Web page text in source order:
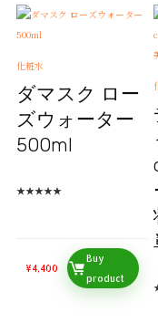
化粧水
ダマスク ロー
ズウォーター
500ml
★★★★★
¥4,400
Buy
product